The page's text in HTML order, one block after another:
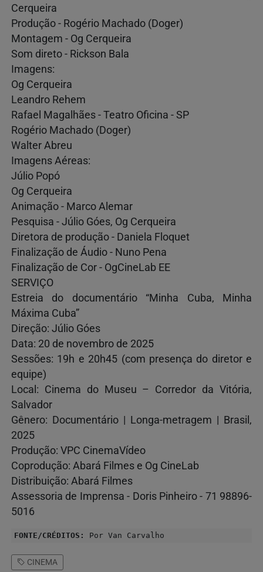
Cerqueira
Produção - Rogério Machado (Doger)
Montagem - Og Cerqueira
Som direto - Rickson Bala
Imagens:
Og Cerqueira
Leandro Rehem
Rafael Magalhães - Teatro Oficina - SP
Rogério Machado (Doger)
Walter Abreu
Imagens Aéreas:
Júlio Popó
Og Cerqueira
Animação - Marco Alemar
Pesquisa - Júlio Góes, Og Cerqueira
Diretora de produção - Daniela Floquet
Finalização de Áudio - Nuno Pena
Finalização de Cor - OgCineLab EE
SERVIÇO
Estreia do documentário “Minha Cuba, Minha
Máxima Cuba”
Direção: Júlio Góes
Data: 20 de novembro de 2025
Sessões: 19h e 20h45 (com presença do diretor e
equipe)
Local: Cinema do Museu – Corredor da Vitória,
Salvador
Gênero: Documentário | Longa-metragem | Brasil,
2025
Produção: VPC CinemaVídeo
Coprodução: Abará Filmes e Og CineLab
Distribuição: Abará Filmes
Assessoria de Imprensa - Doris Pinheiro - 71 98896-
5016
FONTE/CRÉDITOS: Por Van Carvalho
CINEMA